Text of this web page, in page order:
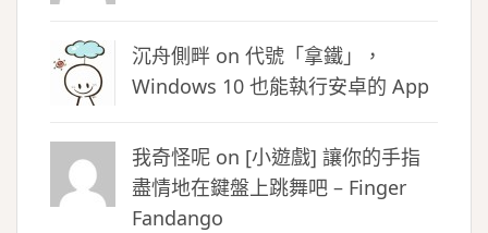
沉舟側畔 on 代號「拿鐵」，
Windows 10 也能執行安卓的 App
我奇怪呢 on [小遊戲] 讓你的手指
盡情地在鍵盤上跳舞吧 – Finger
Fandango